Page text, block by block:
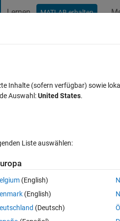
Lernen MATLAB erhalten
equation
In
Inhalte (sofern verfügbar) sowie
Auswahl:United States.
Liste auswählen:
(English)
(English)
(Deutsch)